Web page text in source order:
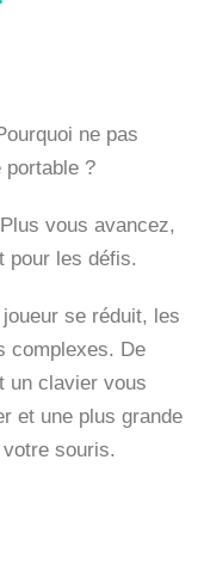
ne pas
portable ?
vous avancez,
pour les défis.
se réduit, les
complexes. De
un clavier vous
et une plus grande
souris.